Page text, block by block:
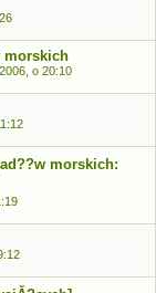
morskich
o 20:10
morskich: